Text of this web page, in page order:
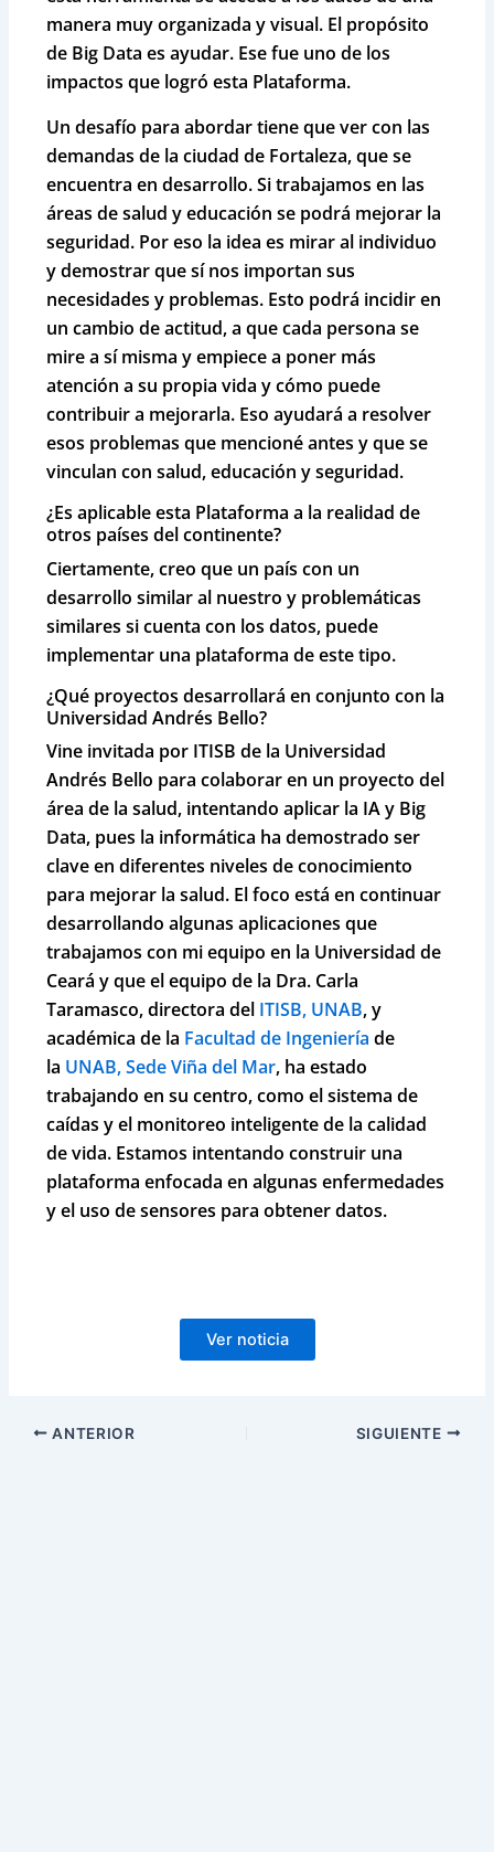
manera muy organizada y visual. El propósito
de Big Data es ayudar. Ese fue uno de los
impactos que logró esta Plataforma.
Un desafío para abordar tiene que ver con las
demandas de la ciudad de Fortaleza, que se
encuentra en desarrollo. Si trabajamos en las
áreas de salud y educación se podrá mejorar la
seguridad. Por eso la idea es mirar al individuo
y demostrar que sí nos importan sus
necesidades y problemas. Esto podrá incidir en
un cambio de actitud, a que cada persona se
mire a sí misma y empiece a poner más
atención a su propia vida y cómo puede
contribuir a mejorarla. Eso ayudará a resolver
esos problemas que mencioné antes y que se
vinculan con salud, educación y seguridad.
¿Es aplicable esta Plataforma a la realidad de
otros países del continente?
Ciertamente, creo que un país con un
desarrollo similar al nuestro y problemáticas
similares si cuenta con los datos, puede
implementar una plataforma de este tipo.
¿Qué proyectos desarrollará en conjunto con la
Universidad Andrés Bello?
Vine invitada por ITISB de la Universidad
Andrés Bello para colaborar en un proyecto del
área de la salud, intentando aplicar la IA y Big
Data, pues la informática ha demostrado ser
clave en diferentes niveles de conocimiento
para mejorar la salud. El foco está en continuar
desarrollando algunas aplicaciones que
trabajamos con mi equipo en la Universidad de
Ceará y que el equipo de la Dra. Carla
Taramasco,directora del ITISB, UNAB,y
académica de la Facultad de Ingeniería de
la UNAB, Sede Viña del Mar, ha estado
trabajando en su centro, como el sistema de
caídas y el monitoreo inteligente de la calidad
de vida. Estamos intentando construir una
plataforma enfocada en algunas enfermedades
y el uso de sensores para obtener datos.
Ver noticia
ANTERIOR SIGUIENTE